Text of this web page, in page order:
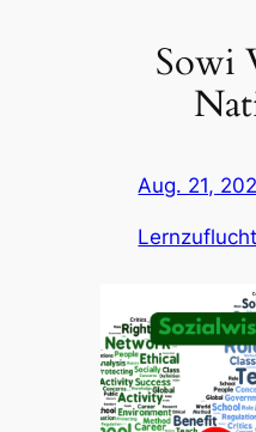
Sowi
Aug. 21,
Lernzuflucht